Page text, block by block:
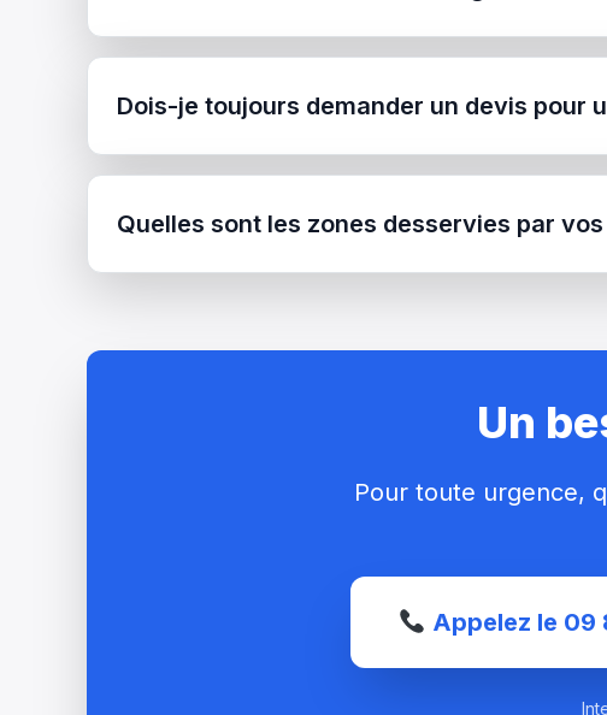
Dois-je toujours demander un devis pour
Quelles sont les zones desservies par
Un
Pour toute urgence,
Appelez le 09